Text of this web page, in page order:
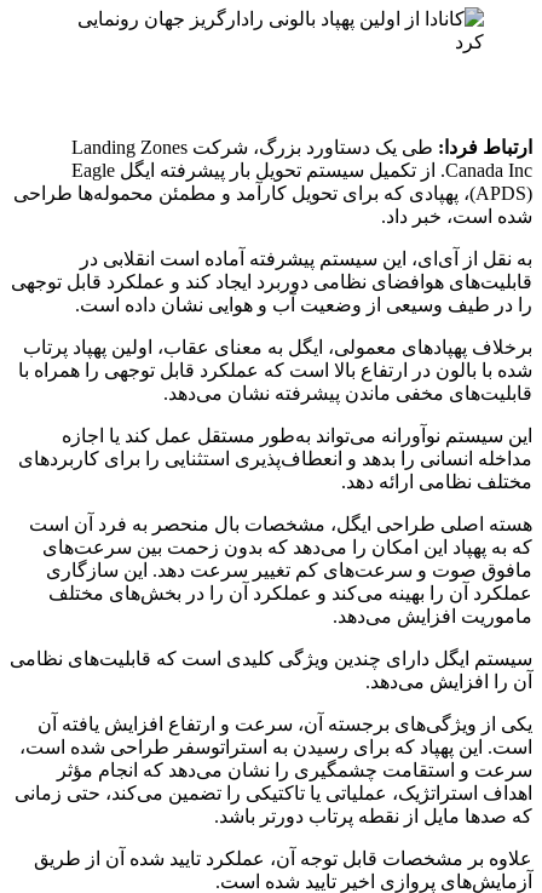
ارتباط فردا:
طی یک دستاورد بزرگ، شرکت Landing Zones
Canada Inc. از تکمیل سیستم تحویل بار پیشرفته ایگل Eagle
(APDS)، پهپادی که برای تحویل کارآمد و مطمئن محموله‌ها طراحی
شده است، خبر داد.
به نقل از آی‌ای، این سیستم پیشرفته آماده است انقلابی در
قابلیت‌های هوافضای نظامی دوربرد ایجاد کند و عملکرد قابل توجهی
را در طیف وسیعی از وضعیت آب و هوایی نشان داده است.
برخلاف پهپادهای معمولی، ایگل به معنای عقاب، اولین پهپاد پرتاب
شده با بالون در ارتفاع بالا است که عملکرد قابل توجهی را همراه با
قابلیت‌های مخفی ماندن پیشرفته نشان می‌دهد.
این سیستم نوآورانه می‌تواند به‌طور مستقل عمل کند یا اجازه
مداخله انسانی را بدهد و انعطاف‌پذیری استثنایی را برای کاربردهای
مختلف نظامی ارائه دهد.
هسته اصلی طراحی ایگل، مشخصات بال منحصر به فرد آن است
که به پهپاد این امکان را می‌دهد که بدون زحمت بین سرعت‌های
مافوق صوت و سرعت‌های کم تغییر سرعت دهد. این سازگاری
عملکرد آن را بهینه می‌کند و عملکرد آن را در بخش‌های مختلف
ماموریت افزایش می‌دهد.
سیستم ایگل دارای چندین ویژگی کلیدی است که قابلیت‌های نظامی
آن را افزایش می‌دهد.
یکی از ویژگی‌های برجسته آن، سرعت و ارتفاع افزایش یافته آن
است. این پهپاد که برای رسیدن به استراتوسفر طراحی شده است،
سرعت و استقامت چشمگیری را نشان می‌دهد که انجام مؤثر
اهداف استراتژیک، عملیاتی یا تاکتیکی را تضمین می‌کند، حتی زمانی
که صدها مایل از نقطه پرتاب دورتر باشد.
علاوه بر مشخصات قابل توجه آن، عملکرد تایید شده آن از طریق
آزمایش‌های پروازی اخیر تایید شده است.